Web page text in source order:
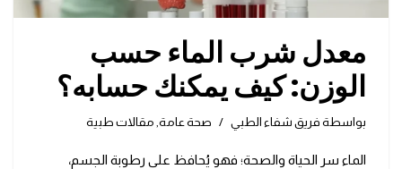
معدل شرب الماء حسب
الوزن: كيف يمكنك حسابه؟
بواسطة فريق شفاء الطبي صحة عامة مقالات طبية
الماء سر الحياة والصحة؛ فهو يُحافظ على رطوبة الجسم،